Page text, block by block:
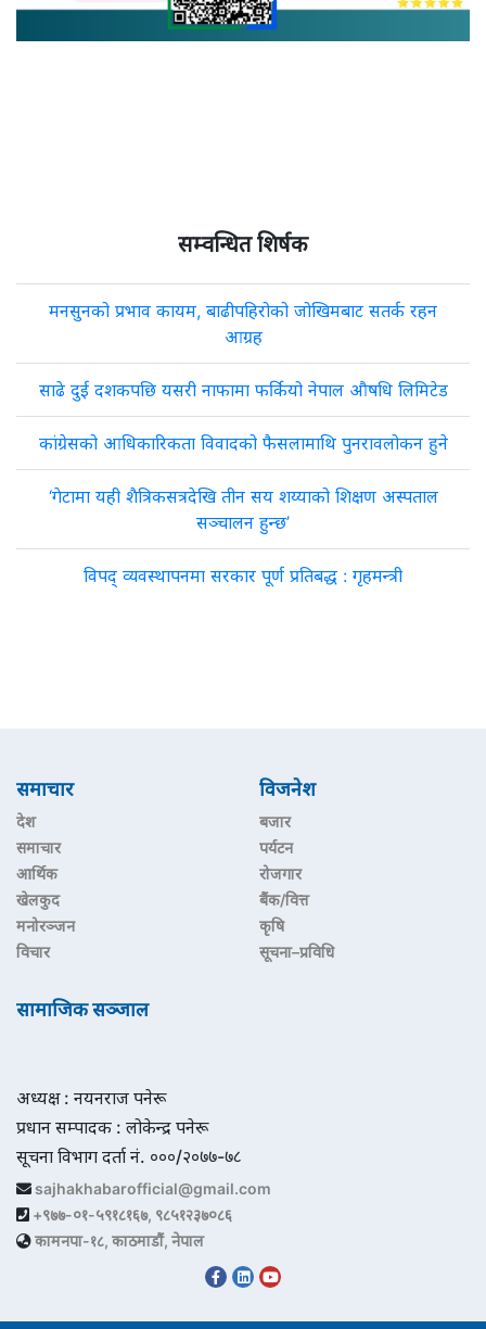
सम्वन्धित शिर्षक
मनसुनको प्रभाव कायम, बाढीपहिरोको जोखिमबाट सतर्क रहन
आग्रह
साढे दुई दशकपछि यसरी नाफामा फर्कियो नेपाल औषधि लिमिटेड
कांग्रेसको आधिकारिकता विवादको फैसलामाथि पुनरावलोकन हुने
‘गेटामा यही शैत्रिकसत्रदेखि तीन सय शय्याको शिक्षण अस्पताल
सञ्चालन हुन्छ’
विपद् व्यवस्थापनमा सरकार पूर्ण प्रतिबद्ध : गृहमन्त्री
समाचार
देश
समाचार
आर्थिक
खेलकुद
मनोरञ्जन
विचार
विजनेश
बजार
पर्यटन
रोजगार
बैंक/वित्त
कृषि
सूचना–प्रविधि
सामाजिक सञ्जाल
अध्यक्ष : नयनराज पनेरू
प्रधान सम्पादक : लोकेन्द्र पनेरू
सूचना विभाग दर्ता नं. ०००/२०७७-७८
sajhakhabarofficial@gmail.com
+९७७-०१-५९१८१६७, ९८५१२३७०८६
कामनपा-१८, काठमाडौं, नेपाल